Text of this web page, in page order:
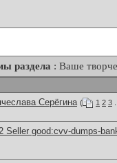
раздела : Ваше
Серёгина ( 1 2 3
Seller good:cvv-dumps-